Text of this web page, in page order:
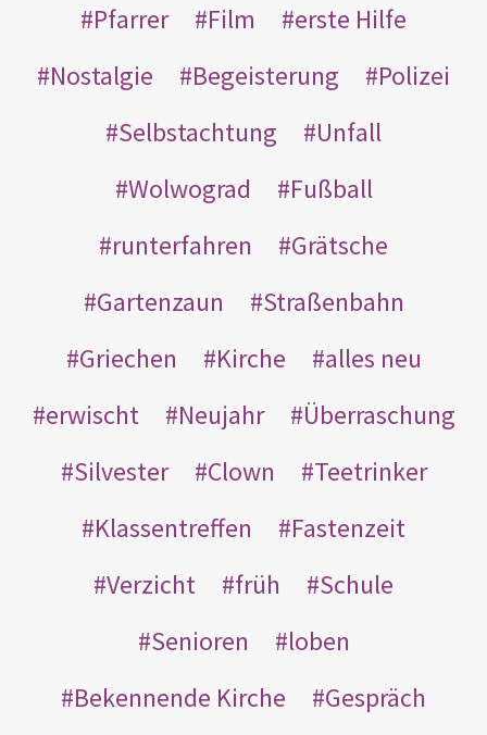
Pfarrer
Film
erste Hilfe
Nostalgie
Begeisterung
Polizei
Selbstachtung
Unfall
Wolwograd
Fußball
runterfahren
Grätsche
Gartenzaun
Straßenbahn
Griechen
Kirche
alles neu
erwischt
Neujahr
Überraschung
Silvester
Clown
Teetrinker
Klassentreffen
Fastenzeit
Verzicht
früh
Schule
Senioren
loben
Bekennende Kirche
Gespräch